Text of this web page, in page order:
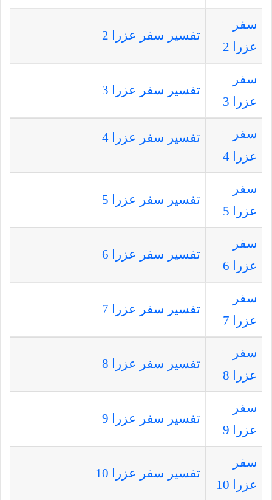
سفر
عزرا 2
تفسير سفر عزرا 2
سفر
عزرا 3
تفسير سفر عزرا 3
سفر
عزرا 4
تفسير سفر عزرا 4
سفر
عزرا 5
تفسير سفر عزرا 5
سفر
عزرا 6
تفسير سفر عزرا 6
سفر
عزرا 7
تفسير سفر عزرا 7
سفر
عزرا 8
تفسير سفر عزرا 8
سفر
عزرا 9
تفسير سفر عزرا 9
سفر
عزرا 10
تفسير سفر عزرا 10